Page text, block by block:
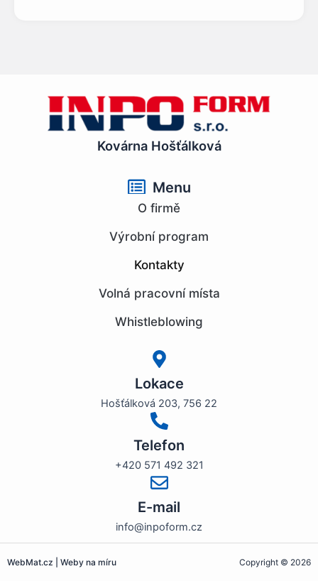
Kovárna Hošťálková
Menu
O firmě
Výrobní program
Kontakty
Volná pracovní místa
Whistleblowing
Lokace
Hošťálková 203, 756 22
Telefon
+420 571 492 321
E-mail
info@inpoform.cz
WebMat.cz | Weby na míru Copyright © 2026